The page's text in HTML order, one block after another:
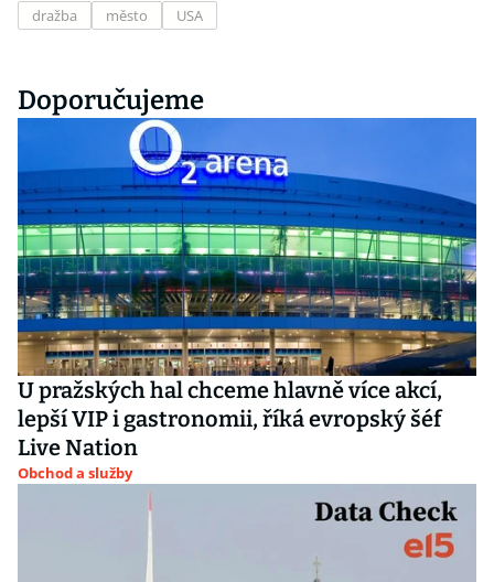
dražba město USA
Doporučujeme
U pražských hal chceme hlavně více akcí,
lepší VIP i gastronomii, říká evropský šéf
Live Nation
Obchod a služby